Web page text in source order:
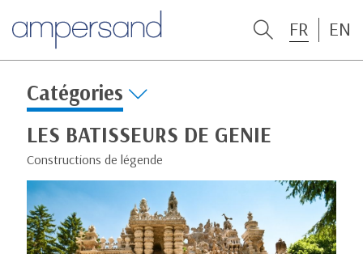
FR EN
Catégories
LES BATISSEURS DE GENIE
Constructions de légende